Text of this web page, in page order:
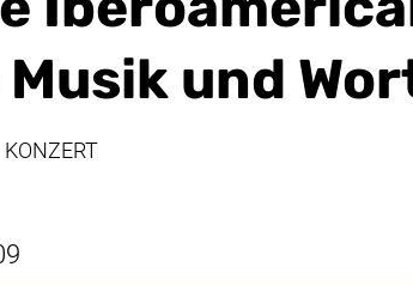
Musik und
KONZERT